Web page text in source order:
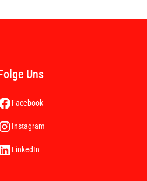
Uns
Facebook
Instagram
LinkedIn